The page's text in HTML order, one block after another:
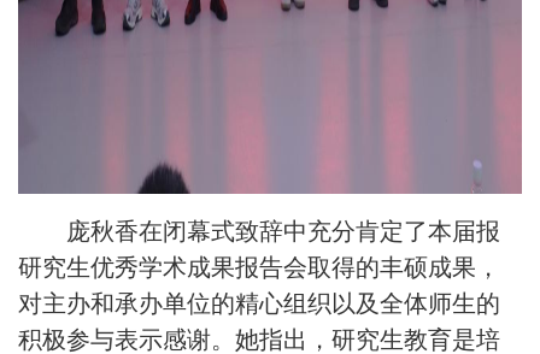
庞秋香在闭幕式致辞中充分肯定了本届报
研究生优秀学术成果报告会取得的丰硕成果，
对主办和承办单位的精心组织以及全体师生的
积极参与表示感谢。她指出，研究生教育是培